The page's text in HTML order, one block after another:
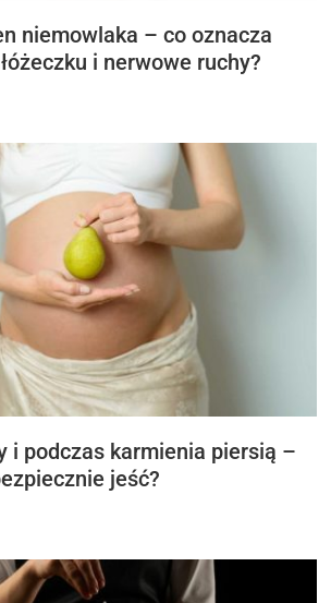
niemowlaka – co oznacza
i nerwowe ruchy?
i podczas karmienia piersią –
jeść?